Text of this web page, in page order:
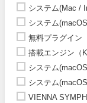
システム(Mac /
システム
無料プラグイン
搭載エンジン（
システム
システム
VIENNA